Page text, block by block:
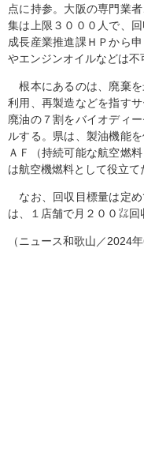
点に持参。大阪の専門業
集は上限３０００人で、
成長産業推進課ＨＰから
やエンジンオイルなどは不
根本にあるのは、廃棄
利用、再製造などを指す
廃油の７割をバイオディ
ルする。県は、製油機能
ＡＦ（持続可能な航空燃
は航空機燃料として役立て
なお、回収目標量は定
は、１店舗で月２００㍑回
（ニュース和歌山／2024